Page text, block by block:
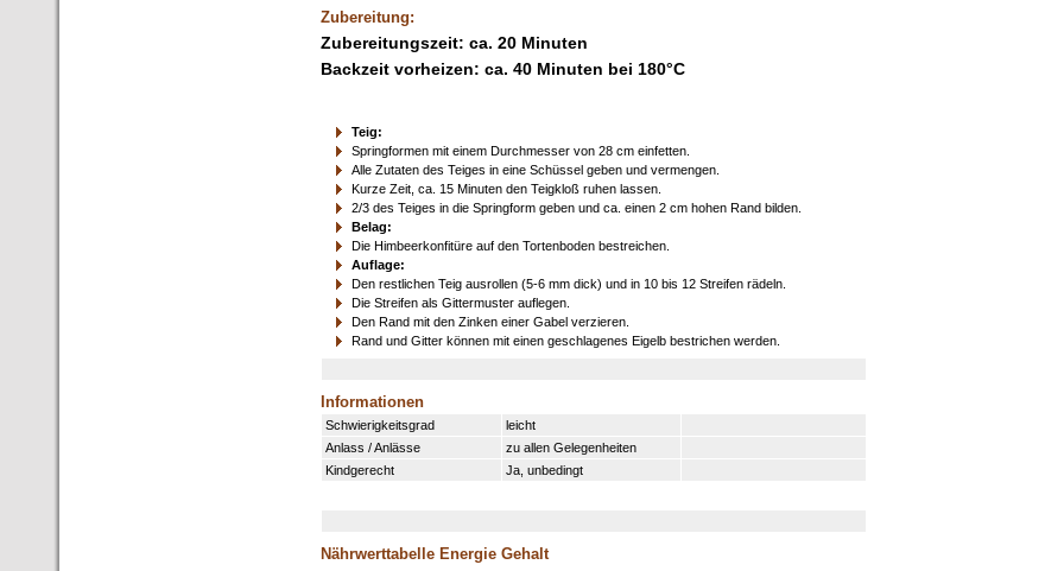
Zubereitung:
Zubereitungszeit: ca. 20 Minuten
Backzeit vorheizen: ca. 40 Minuten bei 180°C
Teig:
Springformen mit einem Durchmesser von 28 cm einfetten.
Alle Zutaten des Teiges in eine Schüssel geben und vermengen.
Kurze Zeit, ca. 15 Minuten den Teigkloß ruhen lassen.
2/3 des Teiges in die Springform geben und ca. einen 2 cm hohen Rand bilden.
Belag:
Die Himbeerkonfitüre auf den Tortenboden bestreichen.
Auflage:
Den restlichen Teig ausrollen (5-6 mm dick) und in 10 bis 12 Streifen rädeln.
Die Streifen als Gittermuster auflegen.
Den Rand mit den Zinken einer Gabel verzieren.
Rand und Gitter können mit einen geschlagenes Eigelb bestrichen werden.
Informationen
Schwierigkeitsgrad
leicht
Anlass / Anlässe
zu allen Gelegenheiten
Kindgerecht
Ja, unbedingt
Nährwerttabelle Energie Gehalt